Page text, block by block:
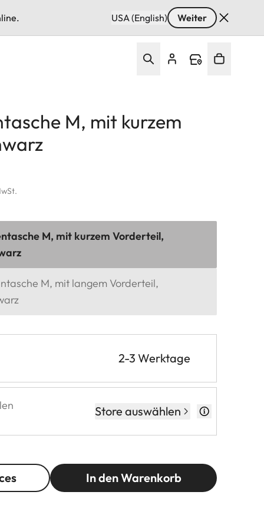
USA (English) Weiter
M, mit kurzem
M, mit kurzem Vorderteil,
M, mit langem Vorderteil,
2-3 Werktage
Store auswählen
In den Warenkorb